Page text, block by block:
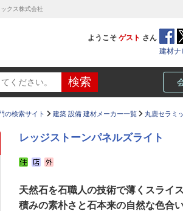
クス株式会社
ようこそ ゲスト さん
建材ナ
の検索サイト 建築 設備 建材メーカー一覧 丸鹿セラミ
レッジストーンパネルズライト
天然石を石職人の技術で薄くスライ
積みの素朴さと石本来の自然な色合